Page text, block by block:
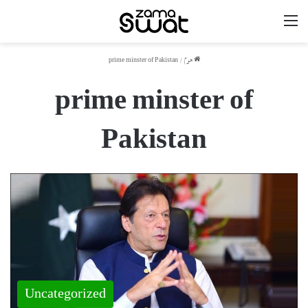
ھوم /
prime minster of Pakistan
prime minster of
Pakistan
Uncategorized